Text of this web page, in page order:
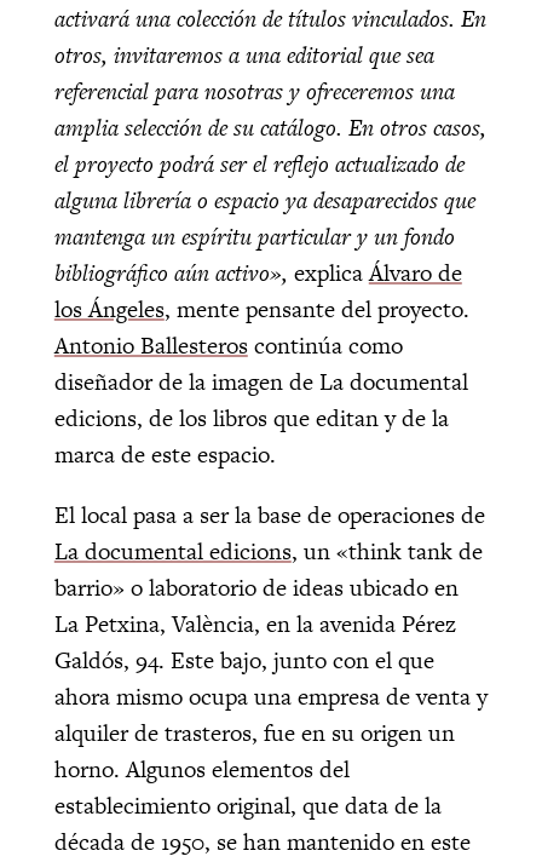
activará una colección de títulos vinculados. En
otros, invitaremos a una editorial que sea
referencial para nosotras y ofreceremos una
amplia selección de su catálogo. En otros casos,
el proyecto podrá ser el reflejo actualizado de
alguna librería o espacio ya desaparecidos que
mantenga un espíritu particular y un fondo
bibliográfico aún activo», explicaÁlvaro de
los Ángeles, mente pensante del proyecto.
Antonio Ballesteroscontinúa como
diseñador de la imagen de La documental
edicions, de los libros que editan y de la
marca de este espacio.
El local pasa a ser la base de operaciones de
La documental edicions, un «think tank de
barrio» o laboratorio de ideas ubicado en
La Petxina, València, en la avenida Pérez
Galdós, 94. Este bajo, junto con el que
ahora mismo ocupa una empresa de venta y
alquiler de trasteros, fue en su origen un
horno. Algunos elementos del
establecimiento original, que data de la
década de 1950, se han mantenido en este